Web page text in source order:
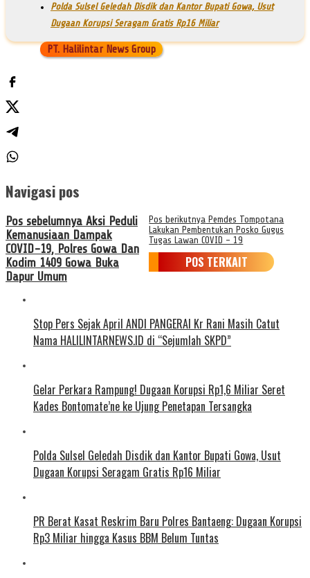
Polda Sulsel Geledah Disdik dan Kantor Bupati Gowa, Usut
Dugaan Korupsi Seragam Gratis Rp16 Miliar
PT. Halilintar News Group
Navigasi pos
Pos sebelumnya Aksi Peduli
Kemanusiaan Dampak
COVID-19, Polres Gowa Dan
Kodim 1409 Gowa Buka
Dapur Umum
Pos berikutnya Pemdes Tompotana
Lakukan Pembentukan Posko Gugus
Tugas Lawan COVID – 19
POS TERKAIT
Stop Pers Sejak April ANDI PANGERAI Kr Rani Masih Catut
Nama HALILINTARNEWS.ID di “Sejumlah SKPD”
Gelar Perkara Rampung! Dugaan Korupsi Rp1,6 Miliar Seret
Kades Bontomate’ne ke Ujung Penetapan Tersangka
Polda Sulsel Geledah Disdik dan Kantor Bupati Gowa, Usut
Dugaan Korupsi Seragam Gratis Rp16 Miliar
PR Berat Kasat Reskrim Baru Polres Bantaeng: Dugaan Korupsi
Rp3 Miliar hingga Kasus BBM Belum Tuntas